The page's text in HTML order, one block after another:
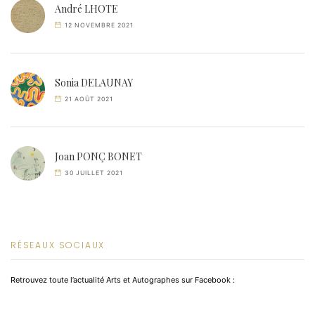
André LHOTE
12 NOVEMBRE 2021
Sonia DELAUNAY
21 AOÛT 2021
Joan PONÇ BONET
30 JUILLET 2021
RÉSEAUX SOCIAUX
Retrouvez toute l’actualité Arts et Autographes sur Facebook :